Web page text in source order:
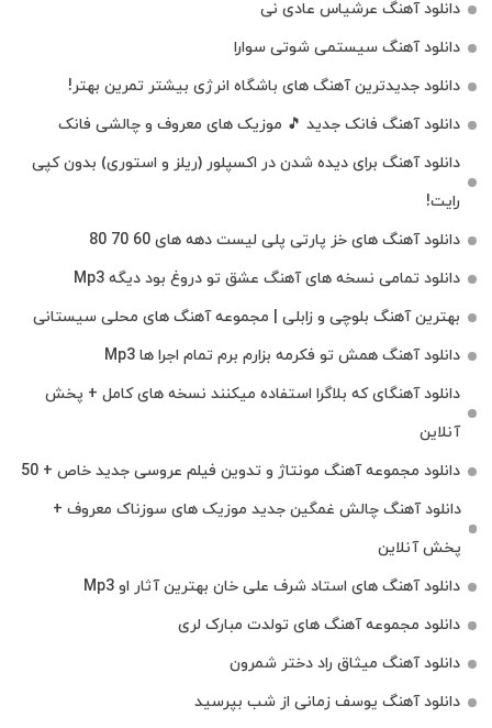
دانلود آهنگ عرشیاس عادی نی
دانلود آهنگ سیستمی شوتی سوارا
دانلود جدیدترین آهنگ‌ های باشگاه انرژی بیشتر تمرین بهتر!
دانلود آهنگ فانک جدید 🎵 موزیک‌ های معروف و چالشی فانک
دانلود آهنگ برای دیده شدن در اکسپلور (ریلز و استوری) بدون کپی
رایت!
دانلود آهنگ های خز پارتی پلی لیست دهه های 60 70 80
دانلود تمامی نسخه های آهنگ عشق تو دروغ بود دیگه Mp3
بهترین آهنگ بلوچی و زابلی | مجموعه آهنگ‌ های محلی سیستانی
دانلود آهنگ همش تو فکرمه بزارم برم تمام اجرا ها Mp3
دانلود آهنگای که بلاگرا استفاده میکنند نسخه های کامل + پخش
آنلاین
دانلود مجموعه آهنگ مونتاژ و تدوین فیلم عروسی جدید خاص + 50
دانلود آهنگ چالش غمگین جدید موزیک های سوزناک معروف +
پخش آنلاین
دانلود آهنگ های استاد شرف علی خان بهترین آثار او Mp3
دانلود مجموعه آهنگ های تولدت مبارک لری
دانلود آهنگ میثاق راد دختر شمرون
دانلود آهنگ یوسف زمانی از شب بپرسید